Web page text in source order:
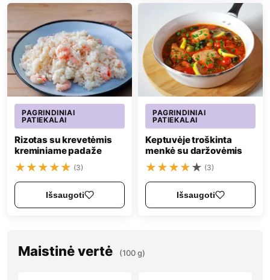
PAGRINDINIAI
PATIEKALAI
Rizotas su krevetėmis
kreminiame padaže
★★★★★ (3)
Išsaugoti
PAGRINDINIAI
PATIEKALAI
Keptuvėje troškinta
menkė su daržovėmis
★★★★★ (3)
Išsaugoti
Maistinė vertė (100 g)